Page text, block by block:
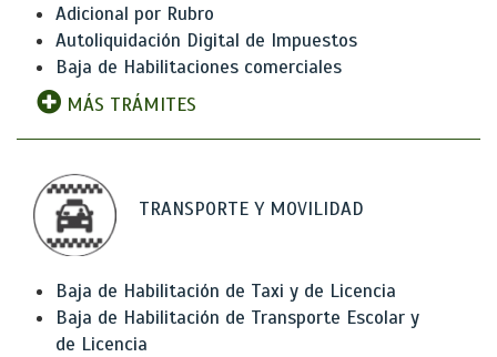
Adicional por Rubro
Autoliquidación Digital de Impuestos
Baja de Habilitaciones comerciales
MÁS TRÁMITES
TRANSPORTE Y MOVILIDAD
Baja de Habilitación de Taxi y de Licencia
Baja de Habilitación de Transporte Escolar y
de Licencia